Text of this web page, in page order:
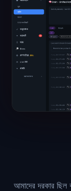
আমাদের দরকার ছিল